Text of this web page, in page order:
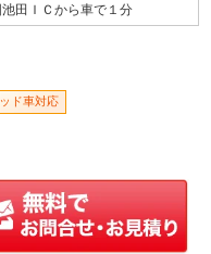
田ＩＣから車で１分
ド車対応